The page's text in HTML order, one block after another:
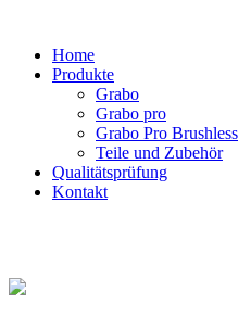
Home
Produkte
Grabo
Grabo pro
Grabo Pro Brushless
Teile und Zubehör
Qualitätsprüfung
Kontakt